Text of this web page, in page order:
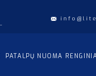
PATALPŲ NUOMA